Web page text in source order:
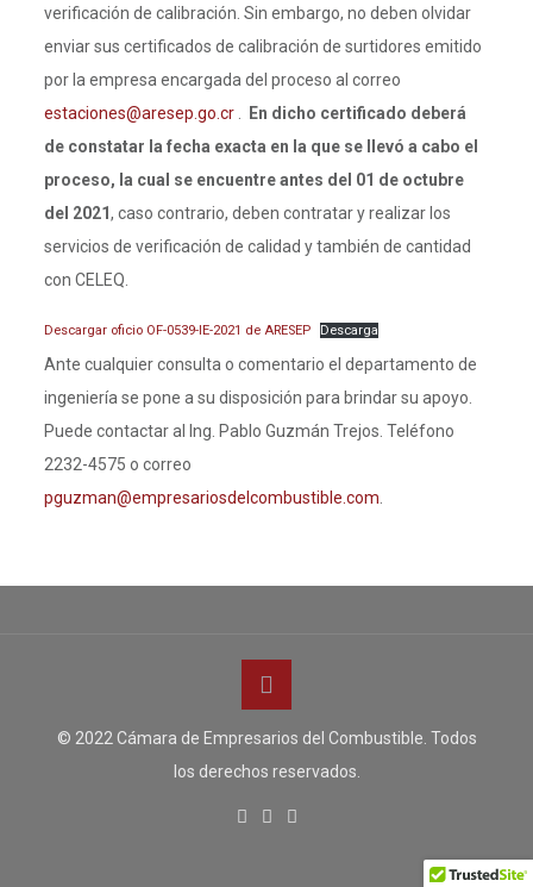
verificación de calibración. Sin embargo, no deben olvidar
enviar sus certificados de calibración de surtidores emitido
por la empresa encargada del proceso al correo
estaciones@aresep.go.cr.
En dicho certificado deberá
de constatar la fecha exacta en la que se llevó a cabo el
proceso, la cual se encuentre antes del 01 de octubre
del 2021, caso contrario, deben contratar y realizar los
servicios de verificación de calidad y también de cantidad
con CELEQ.
Descargar oficio OF-0539-IE-2021 de ARESEP Descarga
Ante cualquier consulta o comentario el departamento de
ingeniería se pone a su disposición para brindar su apoyo.
Puede contactar al Ing. Pablo Guzmán Trejos. Teléfono
2232-4575 o correo
pguzman@empresariosdelcombustible.com
© 2022 Cámara de Empresarios del Combustible. Todos
los derechos reservados.